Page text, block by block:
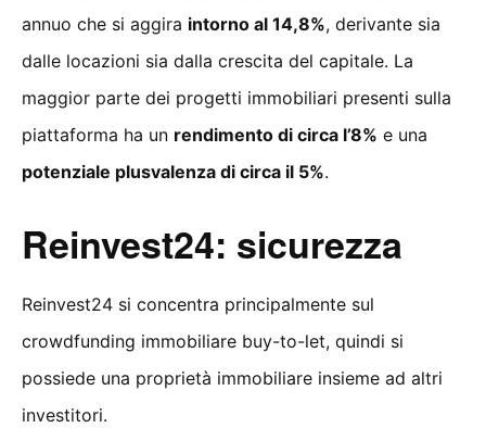
annuo che si aggira intorno al 14,8%, derivante sia
dalle locazioni sia dalla crescita del capitale. La
maggior parte dei progetti immobiliari presenti sulla
piattaforma ha un rendimento di circa l’8% e una
potenziale plusvalenza di circa il 5%.
Reinvest24: sicurezza
Reinvest24 si concentra principalmente sul
crowdfunding immobiliare buy-to-let, quindi si
possiede una proprietà immobiliare insieme ad altri
investitori.